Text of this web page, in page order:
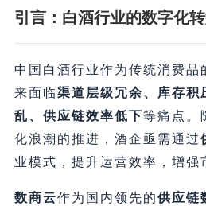
引言：白酒行业的数字化
中国白酒行业作为传统消费品
来面临渠道层级冗余、库存积
乱、供应链效率低下等痛点。
化浪潮的推进，酒企亟需通过
业模式，提升运营效率，增强
数商云作为国内领先的供应链